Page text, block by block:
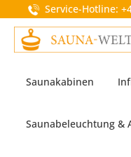
Zur
Service-Hotline:
Saunakabinen
Saunabeleuchtung &